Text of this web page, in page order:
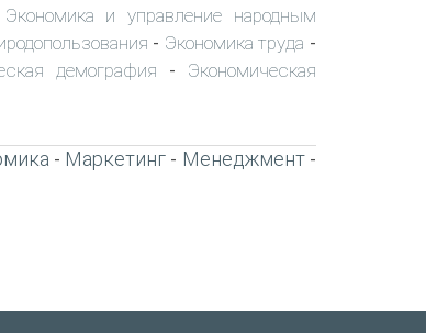
Экономика и управление народным
- Экономика труда -
демография - Экономическая
- Маркетинг - Менеджмент-